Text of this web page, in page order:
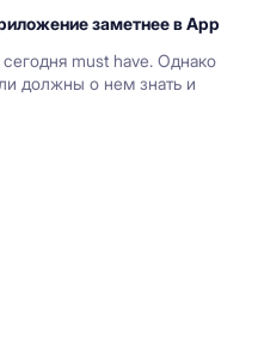
заметнее в App
must have. Однако
должны о нем знать и